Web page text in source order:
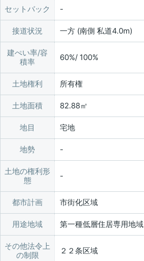
セットバック
接道状況 一方 (南側 私道4.0m)
建ぺい率/容
積率
60%/ 100%
土地権利 所有権
土地面積 82.88㎡
地目 宅地
地勢
土地の権利形
態
都市計画 市街化区域
用途地域 第一種低層住居専用地域
その他法令上
の制限
２２条区域